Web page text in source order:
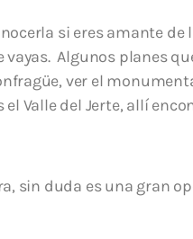
si eres amante
Algunos planes
ver el
el Valle del Jerte, allí
sin duda es una gran